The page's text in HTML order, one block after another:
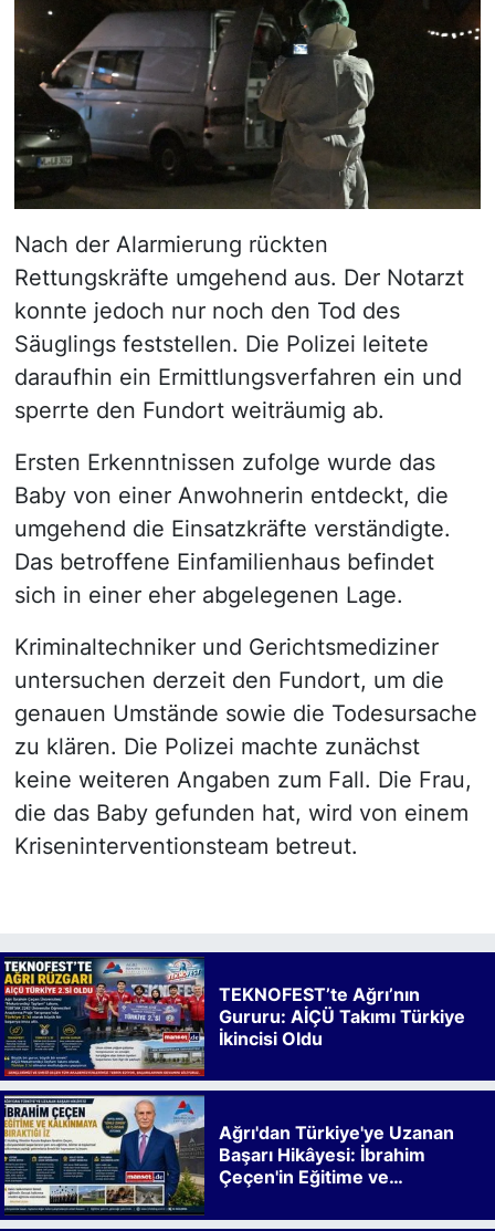
Nach der Alarmierung rückten
Rettungskräfte umgehend aus. Der Notarzt
konnte jedoch nur noch den Tod des
Säuglings feststellen. Die Polizei leitete
daraufhin ein Ermittlungsverfahren ein und
sperrte den Fundort weiträumig ab.
Ersten Erkenntnissen zufolge wurde das
Baby von einer Anwohnerin entdeckt, die
umgehend die Einsatzkräfte verständigte.
Das betroffene Einfamilienhaus befindet
sich in einer eher abgelegenen Lage.
Kriminaltechniker und Gerichtsmediziner
untersuchen derzeit den Fundort, um die
genauen Umstände sowie die Todesursache
zu klären. Die Polizei machte zunächst
keine weiteren Angaben zum Fall. Die Frau,
die das Baby gefunden hat, wird von einem
Kriseninterventionsteam betreut.
TEKNOFEST’te Ağrı’nın
Gururu: AİÇÜ Takımı Türkiye
İkincisi Oldu
Ağrı'dan Türkiye'ye Uzanan
Başarı Hikâyesi: İbrahim
Çeçen'in Eğitime ve